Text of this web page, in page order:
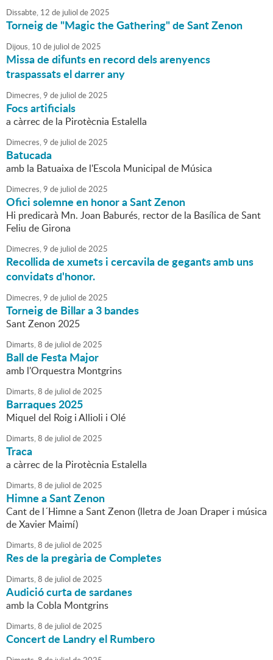
Dissabte, 12 de juliol de2025
Torneig de "Magic the Gathering" de Sant Zenon
Dijous, 10 de juliol de2025
Missa de difunts en record dels arenyencs
traspassats el darrer any
Dimecres,9 de juliol de2025
Focs artificials
a càrrec de la Pirotècnia Estalella
Dimecres,9 de juliol de2025
Batucada
amb la Batuaixa de l'Escola Municipal de Música
Dimecres,9 de juliol de2025
Ofici solemne en honor a Sant Zenon
Hi predicarà Mn. Joan Baburés, rector de la Basílica de Sant
Feliu de Girona
Dimecres,9 de juliol de2025
Recollida de xumets i cercavila de gegants amb uns
convidats d'honor.
Dimecres,9 de juliol de2025
Torneig de Billar a 3 bandes
Sant Zenon 2025
Dimarts,8 de juliol de2025
Ball de Festa Major
amb l'Orquestra Montgrins
Dimarts,8 de juliol de2025
Barraques 2025
Miquel del Roig i Allioli i Olé
Dimarts,8 de juliol de2025
Traca
a càrrec de la Pirotècnia Estalella
Dimarts,8 de juliol de2025
Himne a Sant Zenon
Cant de l´Himne a Sant Zenon (lletra de Joan Draper i música
de Xavier Maimí)
Dimarts,8 de juliol de2025
Res de la pregària de Completes
Dimarts,8 de juliol de2025
Audició curta de sardanes
amb la Cobla Montgrins
Dimarts,8 de juliol de2025
Concert de Landry el Rumbero